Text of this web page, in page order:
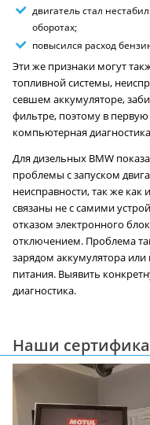
двигатель стал
оборотах;
повысился расход
Эти же признаки могут
топливной системы,
севшем аккумуляторе,
фильтре, поэтому в
компьютерная
Для дизельных BMW
проблемы с запуском
неисправности, так же
связаны не с самими
отказом электронного
отключением. Проблема
зарядом аккумулятора
питания. Выявить
диагностика.
Наши